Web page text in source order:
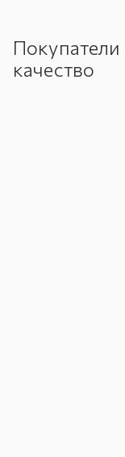
качество